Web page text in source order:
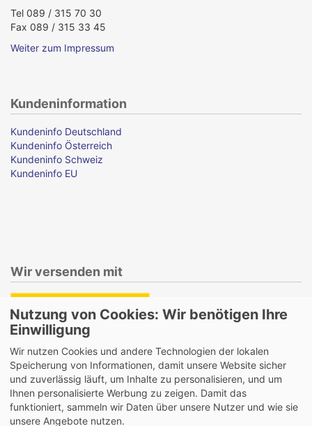
Tel 089 / 315 70 30
Fax 089 / 315 33 45
Weiter zum Impressum
Kundeninformation
Kundeninfo Deutschland
Kundeninfo Österreich
Kundeninfo Schweiz
Kundeninfo EU
Wir versenden mit
Lieferung auch an Packstationen und Postfilialen
Samstagszustellung
Nutzung von Cookies: Wir benötigen Ihre
Einwilligung
Wir nutzen Cookies und andere Technologien der lokalen
Speicherung von Informationen, damit unsere Website sicher
und zuverlässig läuft, um Inhalte zu personalisieren, und um
Ihnen personalisierte Werbung zu zeigen. Damit das
funktioniert, sammeln wir Daten über unsere Nutzer und wie sie
unsere Angebote nutzen.